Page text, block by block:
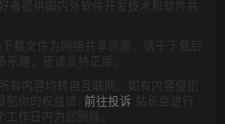
者提供国内外软件开发技术和软件共
载文件为网络共享资源，请于下载后
乐趣，还请支持正版。
有内容均转自互联网。如有内容侵犯
你的权益请: 前往投诉 站长会进行
作日内为您删除。